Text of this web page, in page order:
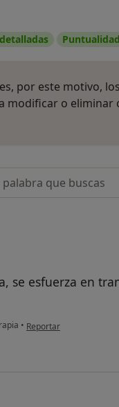
Puntualidad
por este motivo, los
modificar o eliminar
se esfuerza en
• en opinión del usuario
Reportar